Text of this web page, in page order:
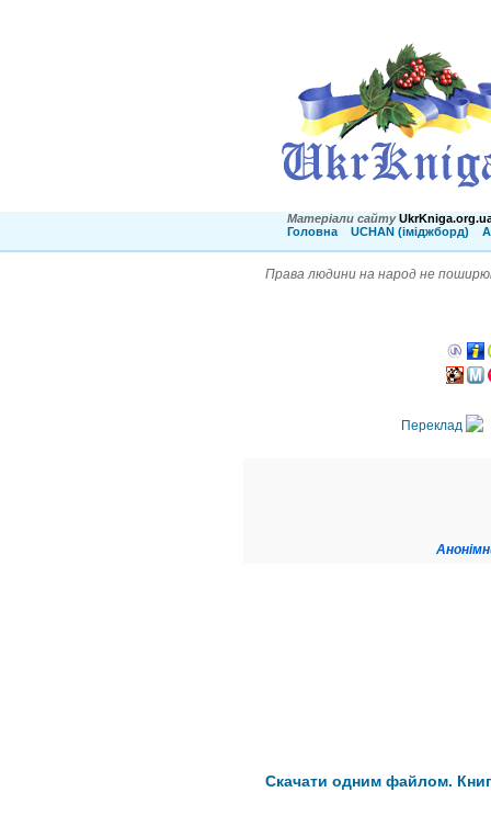
Матеріали сайту
Головна
UCHAN (іміджборд)
Права людини на народ не
Переклад
Скачати одним файлом.